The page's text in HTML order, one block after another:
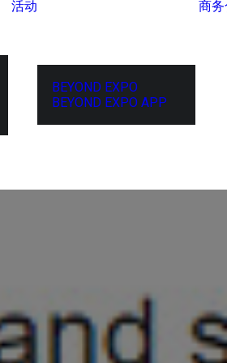
活动
BEYOND EXPO
BEYOND EXPO APP
商